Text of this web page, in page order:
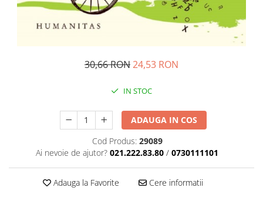
Carti pentru copii
Activitati si jocuri pentru copii
Povesti pentru copii
Povesti si povestiri
Dictionare si enciclopedii
30,66 RON24,53 RON
IN STOC
ADAUGA IN COS
Cod Produs: 29089
Ai nevoie de ajutor? 021.222.83.80 / 0730111101
Adauga la Favorite Cere informatii